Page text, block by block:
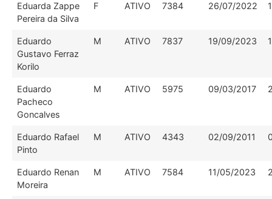
Eduarda Zappe
Pereira da Silva
F ATIVO 7384 26/07/2022
Eduardo
Gustavo Ferraz
Korilo
M ATIVO 7837 19/09/2023
Eduardo
Pacheco
Goncalves
M ATIVO 5975 09/03/2017
Eduardo Rafael
Pinto
M ATIVO 4343 02/09/2011
Eduardo Renan
Moreira
M ATIVO 7584 11/05/2023